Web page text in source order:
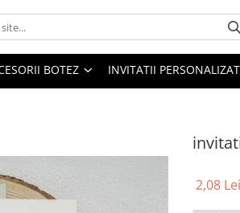
BOTEZ INVITATII
2,08 Lei